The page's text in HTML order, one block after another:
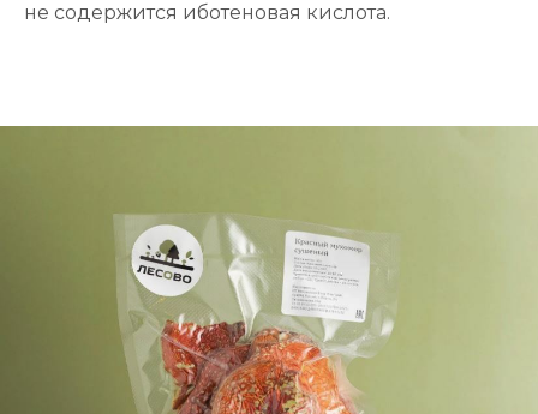
не содержится иботеновая кислота.